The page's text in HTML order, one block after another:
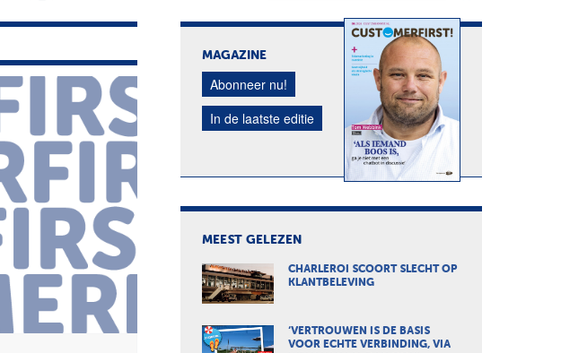
MAGAZINE
Abonneer nu!
In de laatste editie
MEEST GELEZEN
CHARLEROI SCOORT SLECHT OP
KLANTBELEVING
‘VERTROUWEN IS DE BASIS
VOOR ECHTE VERBINDING, VIA